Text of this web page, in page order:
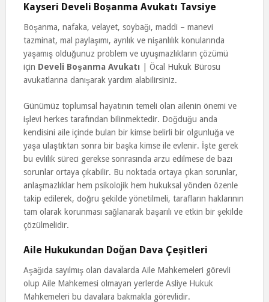
Kayseri Develi Boşanma Avukatı Tavsiye
Boşanma, nafaka, velayet, soybağı, maddi – manevi
tazminat, mal paylaşımı, ayrılık ve nişanlılık konularında
yaşamış olduğunuz problem ve uyuşmazlıkların çözümü
için Develi Boşanma Avukatı | Öcal Hukuk Bürosu
avukatlarına danışarak yardım alabilirsiniz.
Günümüz toplumsal hayatının temeli olan ailenin önemi ve
işlevi herkes tarafından bilinmektedir. Doğduğu anda
kendisini aile içinde bulan bir kimse belirli bir olgunluğa ve
yaşa ulaştıktan sonra bir başka kimse ile evlenir. İşte gerek
bu evlilik süreci gerekse sonrasında arzu edilmese de bazı
sorunlar ortaya çıkabilir. Bu noktada ortaya çıkan sorunlar,
anlaşmazlıklar hem psikolojik hem hukuksal yönden özenle
takip edilerek, doğru şekilde yönetilmeli, tarafların haklarının
tam olarak korunması sağlanarak başarılı ve etkin bir şekilde
çözülmelidir.
Aile Hukukundan Doğan Dava Çeşitleri
Aşağıda sayılmış olan davalarda Aile Mahkemeleri görevli
olup Aile Mahkemesi olmayan yerlerde Asliye Hukuk
Mahkemeleri bu davalara bakmakla görevlidir.